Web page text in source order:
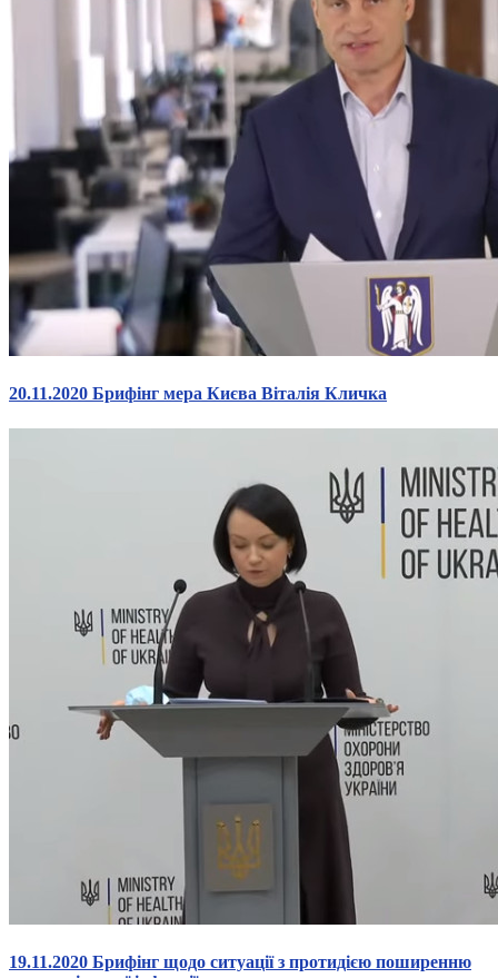
20.11.2020 Брифінг мера Києва Віталія Кличка
19.11.2020 Брифінг щодо ситуації з протидією поширенню